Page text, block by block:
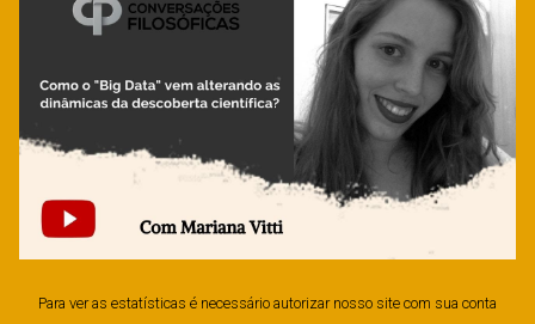
Para ver as estatísticas é necessário autorizar nosso site com sua conta